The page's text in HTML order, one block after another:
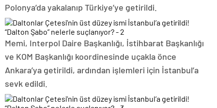
Polonya’da yakalanıp Türkiye’ye getirildi.
Memi, Interpol Daire Başkanlığı, İstihbarat Başkanlığı
ve KOM Başkanlığı koordinesinde uçakla önce
Ankara’ya getirildi, ardından işlemleri için İstanbul’a
sevk edildi.